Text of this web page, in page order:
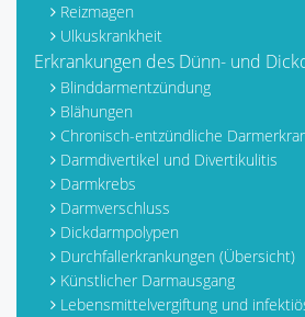
Reizmagen
Ulkuskrankheit
Erkrankungen des Dünn- und
Blinddarmentzündung
Blähungen
Chronisch-entzündliche
Darmdivertikel und Divertikulitis
Darmkrebs
Darmverschluss
Dickdarmpolypen
Durchfallerkrankungen (Übersicht)
Künstlicher Darmausgang
Lebensmittelvergiftung und